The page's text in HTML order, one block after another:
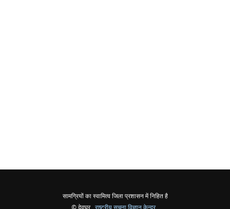
सामग्रियों का स्वामित्व जिला प्रशासन में निहित है